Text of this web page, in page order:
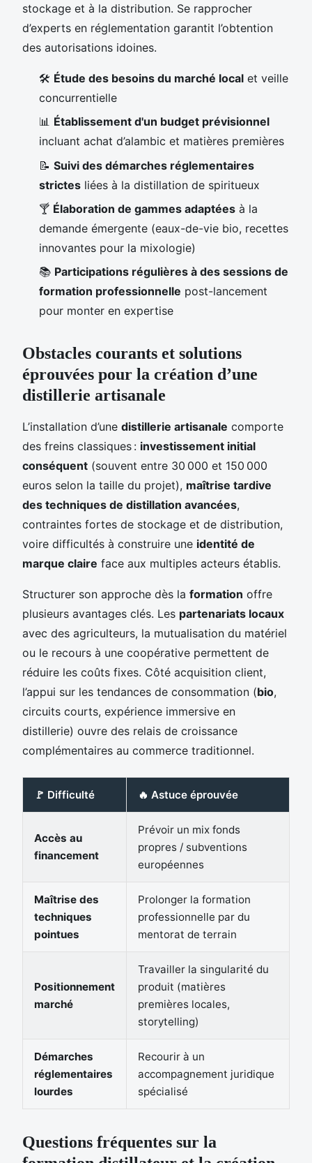
stockage et à la distribution. Se rapprocher
d’experts en réglementation garantit l’obtention
des autorisations idoines.
🛠️ Étude des besoins du marché local et veille
concurrentielle
📊 Établissement d'un budget prévisionnel
incluant achat d’alambic et matières premières
📝 Suivi des démarches réglementaires
strictes liées à la distillation de spiritueux
🍸 Élaboration de gammes adaptées à la
demande émergente (eaux-de-vie bio, recettes
innovantes pour la mixologie)
📚 Participations régulières à des sessions de
formation professionnelle post-lancement
pour monter en expertise
Obstacles courants et solutions
éprouvées pour la création d’une
distillerie artisanale
L’installation d’une distillerie artisanale comporte
des freins classiques : investissement initial
conséquent (souvent entre 30 000 et 150 000
euros selon la taille du projet), maîtrise tardive
des techniques de distillation avancées,
contraintes fortes de stockage et de distribution,
voire difficultés à construire une identité de
marque claire face aux multiples acteurs établis.
Structurer son approche dès la formation offre
plusieurs avantages clés. Les partenariats locaux
avec des agriculteurs, la mutualisation du matériel
ou le recours à une coopérative permettent de
réduire les coûts fixes. Côté acquisition client,
l’appui sur les tendances de consommation (bio,
circuits courts, expérience immersive en
distillerie) ouvre des relais de croissance
complémentaires au commerce traditionnel.
🚩 Difficulté 🔥 Astuce éprouvée
Accès au
financement
Prévoir un mix fonds
propres / subventions
européennes
Maîtrise des
techniques
pointues
Prolonger la formation
professionnelle par du
mentorat de terrain
Positionnement
marché
Travailler la singularité du
produit (matières
premières locales,
storytelling)
Démarches
réglementaires
lourdes
Recourir à un
accompagnement juridique
spécialisé
Questions fréquentes sur la